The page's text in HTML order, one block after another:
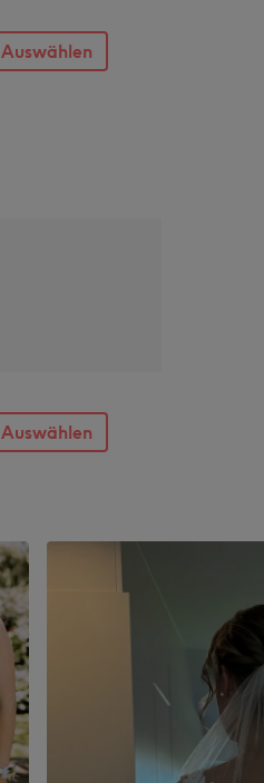
Auswählen
Auswählen